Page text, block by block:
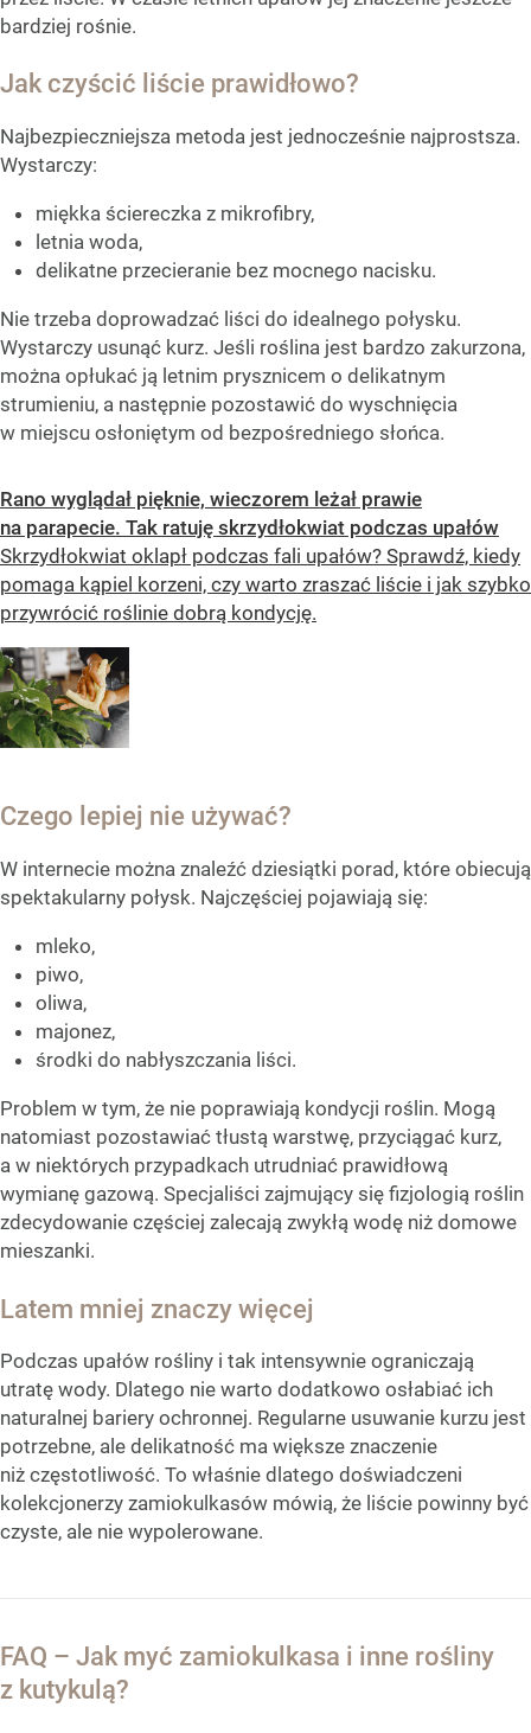
bardziej rośnie.
Jak czyścić liście prawidłowo?
Najbezpieczniejsza metoda jest jednocześnie najprostsza.
Wystarczy:
miękka ściereczka z mikrofibry,
letnia woda,
delikatne przecieranie bez mocnego nacisku.
Nie trzeba doprowadzać liści do idealnego połysku.
Wystarczy usunąć kurz. Jeśli roślina jest bardzo zakurzona,
można opłukać ją letnim prysznicem o delikatnym
strumieniu, a następnie pozostawić do wyschnięcia
w miejscu osłoniętym od bezpośredniego słońca.
Rano wyglądał pięknie, wieczorem leżał prawie
na parapecie. Tak ratuję skrzydłokwiat podczas upałów
Skrzydłokwiat oklapł podczas fali upałów? Sprawdź, kiedy
pomaga kąpiel korzeni, czy warto zraszać liście i jak szybko
przywrócić roślinie dobrą kondycję.
Czego lepiej nie używać?
W internecie można znaleźć dziesiątki porad, które obiecują
spektakularny połysk. Najczęściej pojawiają się:
mleko,
piwo,
oliwa,
majonez,
środki do nabłyszczania liści.
Problem w tym, że nie poprawiają kondycji roślin. Mogą
natomiast pozostawiać tłustą warstwę, przyciągać kurz,
a w niektórych przypadkach utrudniać prawidłową
wymianę gazową. Specjaliści zajmujący się fizjologią roślin
zdecydowanie częściej zalecają zwykłą wodę niż domowe
mieszanki.
Latem mniej znaczy więcej
Podczas upałów rośliny i tak intensywnie ograniczają
utratę wody. Dlatego nie warto dodatkowo osłabiać ich
naturalnej bariery ochronnej. Regularne usuwanie kurzu jest
potrzebne, ale delikatność ma większe znaczenie
niż częstotliwość. To właśnie dlatego doświadczeni
kolekcjonerzy zamiokulkasów mówią, że liście powinny być
czyste, ale nie wypolerowane.
FAQ – Jak myć zamiokulkasa i inne rośliny
z kutykulą?